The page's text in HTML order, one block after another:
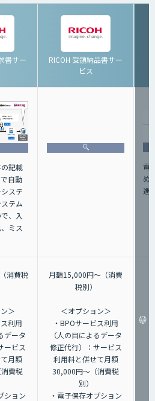
書サー
RICOH 受領納品書サー
ビス
記載
自動
ステ
テム
、入
ミス
電
め
進
消費税
＞
利用
データ
ービス
月額
費税
ション
月額15,000円～（消費
税別）
＜オプション＞
・BPOサービス利用
（人の目によるデータ
修正代行）：サービス
利用料と併せて月額
30,000円～（消費税
別）
・電子保存オプション